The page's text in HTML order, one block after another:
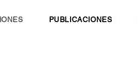
PUBLICACIONES